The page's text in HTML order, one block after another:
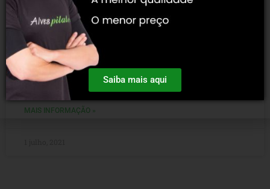
Conheça O Livro “A Obra Completa de
Joseph Pilates”
Se você gosta de pilates então provavelmente já ouviu falar
sobre a obra completa de Joseph Pilates, certo? Se você
não sabe do que estamos
MAIS INFORMAÇÃO »
Saiba mais aqui